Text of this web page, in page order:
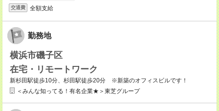
交通費 全額支給
勤務地
横浜市磯子区
在宅・リモートワーク
新杉田駅徒歩10分、杉田駅徒歩20分 ※新築のオフィスビルです！
＜みんな知ってる！有名企業★＞東芝グループ